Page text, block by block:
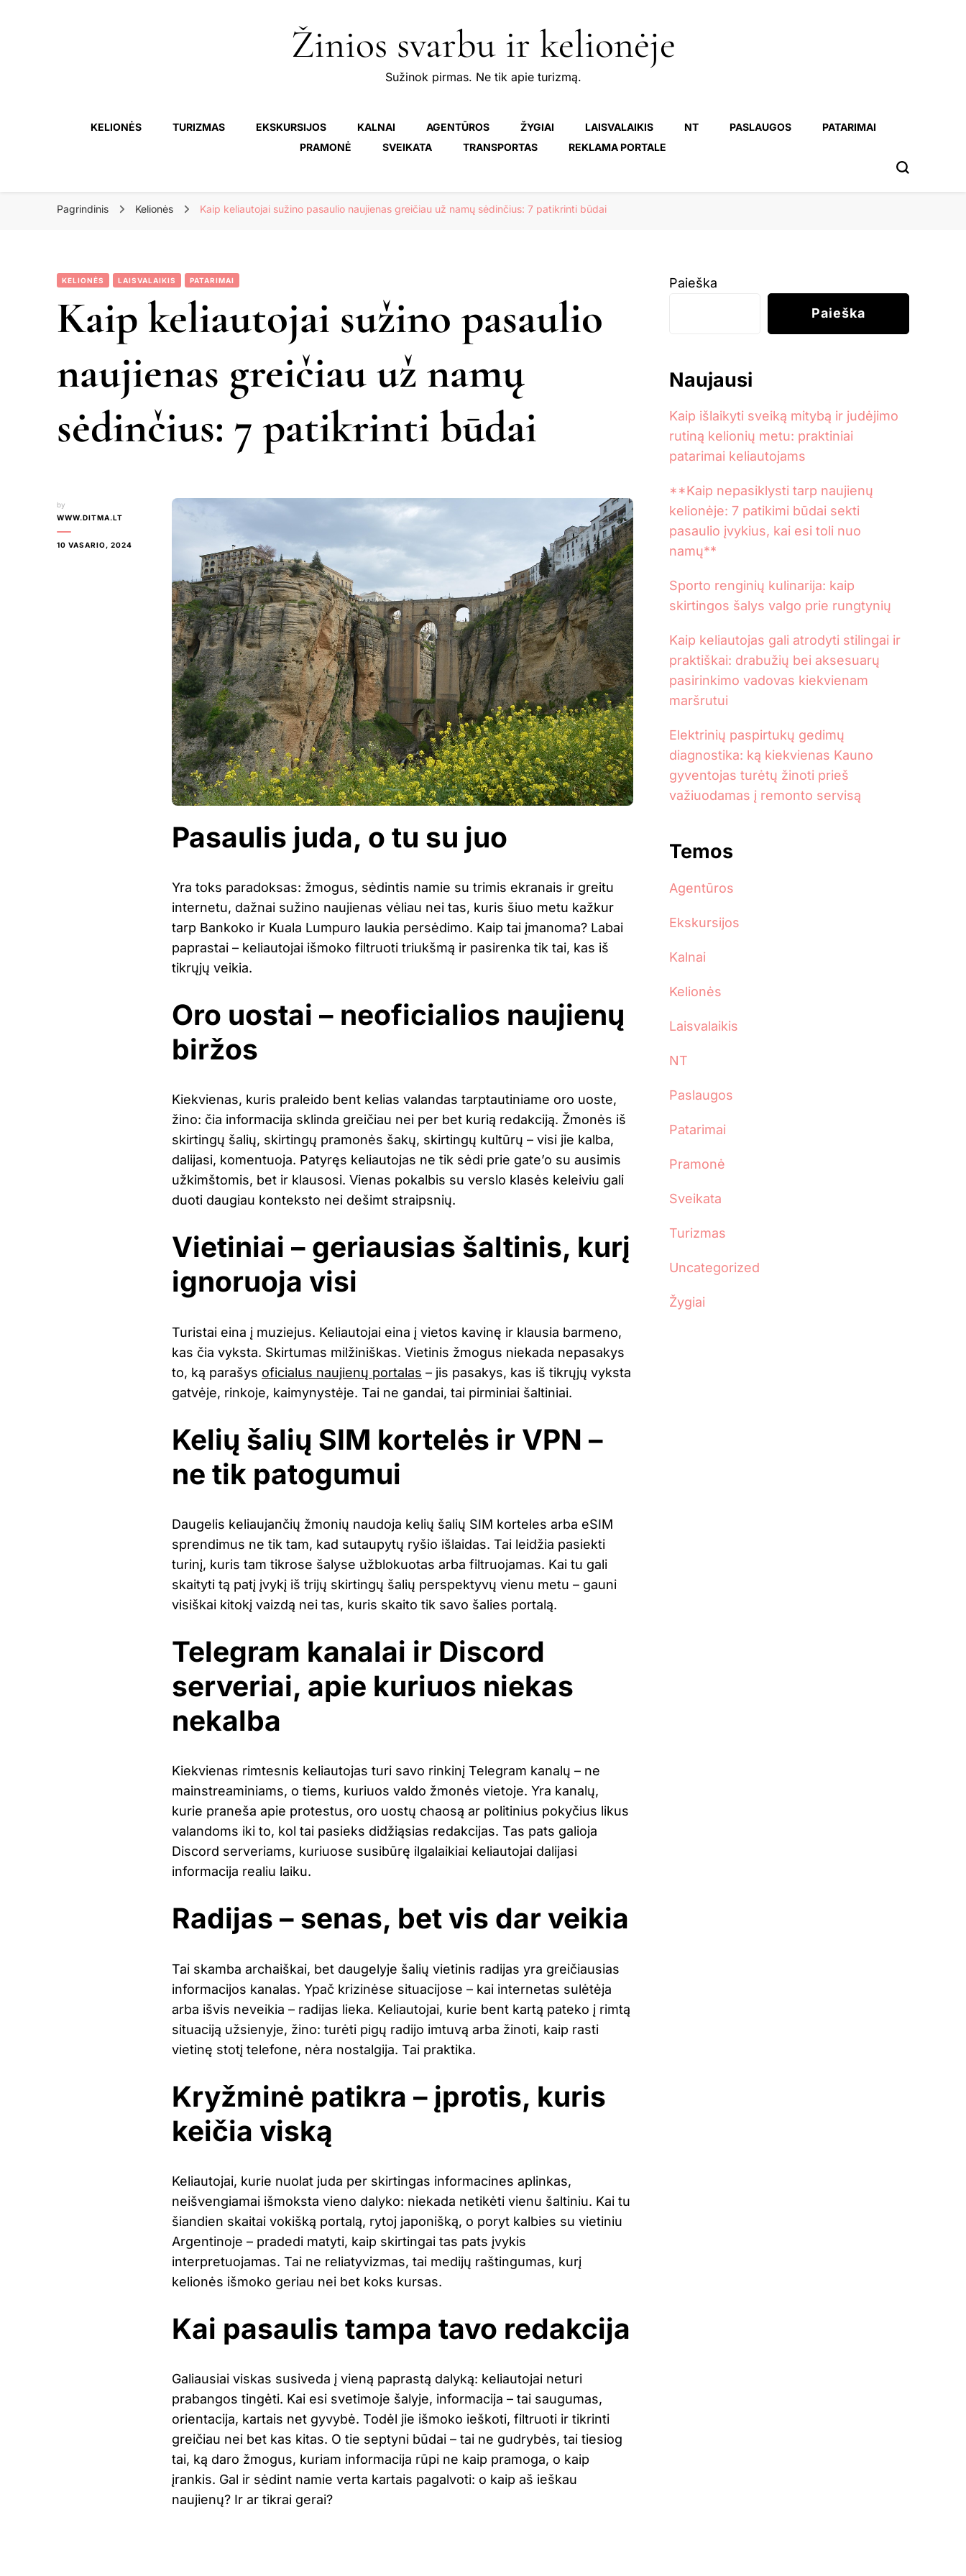
Žinios svarbu ir kelionėje
Sužinok pirmas. Ne tik apie turizmą.
KELIONĖS TURIZMAS EKSKURSIJOS KALNAI AGENTŪROS ŽYGIAI LAISVALAIKIS NT PASLAUGOS
PATARIMAI
PRAMONĖ
SVEIKATA TRANSPORTAS REKLAMA PORTALE
Pagrindinis Kelionės Kaip keliautojai sužino pasaulio naujienas greičiau už namų sėdinčius: 7 patikrinti būdai
KELIONĖS LAISVALAIKIS PATARIMAI
Kaip keliautojai sužino pasaulio
naujienas greičiau už namų
sėdinčius: 7 patikrinti būdai
by
WWW.DITMA.LT
10 VASARIO, 2024
Pasaulis juda, o tu su juo
Yra toks paradoksas: žmogus, sėdintis namie su trimis ekranais ir greitu
internetu, dažnai sužino naujienas vėliau nei tas, kuris šiuo metu kažkur
tarp Bankoko ir Kuala Lumpuro laukia persėdimo. Kaip tai įmanoma? Labai
paprastai – keliautojai išmoko filtruoti triukšmą ir pasirenka tik tai, kas iš
tikrųjų veikia.
Oro uostai – neoficialios naujienų
biržos
Kiekvienas, kuris praleido bent kelias valandas tarptautiniame oro uoste,
žino: čia informacija sklinda greičiau nei per bet kurią redakciją. Žmonės iš
skirtingų šalių, skirtingų pramonės šakų, skirtingų kultūrų – visi jie kalba,
dalijasi, komentuoja. Patyręs keliautojas ne tik sėdi prie gate’o su ausimis
užkimštomis, bet ir klausosi. Vienas pokalbis su verslo klasės keleiviu gali
duoti daugiau konteksto nei dešimt straipsnių.
Vietiniai – geriausias šaltinis, kurį
ignoruoja visi
Turistai eina į muziejus. Keliautojai eina į vietos kavinę ir klausia barmeno,
kas čia vyksta. Skirtumas milžiniškas. Vietinis žmogus niekada nepasakys
to, ką parašys oficialus naujienų portalas – jis pasakys, kas iš tikrųjų vyksta
gatvėje, rinkoje, kaimynystėje. Tai ne gandai, tai pirminiai šaltiniai.
Kelių šalių SIM kortelės ir VPN –
ne tik patogumui
Daugelis keliaujančių žmonių naudoja kelių šalių SIM korteles arba eSIM
sprendimus ne tik tam, kad sutaupytų ryšio išlaidas. Tai leidžia pasiekti
turinį, kuris tam tikrose šalyse užblokuotas arba filtruojamas. Kai tu gali
skaityti tą patį įvykį iš trijų skirtingų šalių perspektyvų vienu metu – gauni
visiškai kitokį vaizdą nei tas, kuris skaito tik savo šalies portalą.
Telegram kanalai ir Discord
serveriai, apie kuriuos niekas
nekalba
Kiekvienas rimtesnis keliautojas turi savo rinkinį Telegram kanalų – ne
mainstreaminiams, o tiems, kuriuos valdo žmonės vietoje. Yra kanalų,
kurie praneša apie protestus, oro uostų chaosą ar politinius pokyčius likus
valandoms iki to, kol tai pasieks didžiąsias redakcijas. Tas pats galioja
Discord serveriams, kuriuose susibūrę ilgalaikiai keliautojai dalijasi
informacija realiu laiku.
Radijas – senas, bet vis dar veikia
Tai skamba archaiškai, bet daugelyje šalių vietinis radijas yra greičiausias
informacijos kanalas. Ypač krizinėse situacijose – kai internetas sulėtėja
arba išvis neveikia – radijas lieka. Keliautojai, kurie bent kartą pateko į rimtą
situaciją užsienyje, žino: turėti pigų radijo imtuvą arba žinoti, kaip rasti
vietinę stotį telefone, nėra nostalgija. Tai praktika.
Kryžminė patikra – įprotis, kuris
keičia viską
Keliautojai, kurie nuolat juda per skirtingas informacines aplinkas,
neišvengiamai išmoksta vieno dalyko: niekada netikėti vienu šaltiniu. Kai tu
šiandien skaitai vokišką portalą, rytoj japonišką, o poryt kalbies su vietiniu
Argentinoje – pradedi matyti, kaip skirtingai tas pats įvykis
interpretuojamas. Tai ne reliatyvizmas, tai medijų raštingumas, kurį
kelionės išmoko geriau nei bet koks kursas.
Kai pasaulis tampa tavo redakcija
Galiausiai viskas susiveda į vieną paprastą dalyką: keliautojai neturi
prabangos tingėti. Kai esi svetimoje šalyje, informacija – tai saugumas,
orientacija, kartais net gyvybė. Todėl jie išmoko ieškoti, filtruoti ir tikrinti
greičiau nei bet kas kitas. O tie septyni būdai – tai ne gudrybės, tai tiesiog
tai, ką daro žmogus, kuriam informacija rūpi ne kaip pramoga, o kaip
įrankis. Gal ir sėdint namie verta kartais pagalvoti: o kaip aš ieškau
naujienų? Ir ar tikrai gerai?
Paieška
Paieška
Naujausi
Kaip išlaikyti sveiką mitybą ir judėjimo
rutiną kelionių metu: praktiniai
patarimai keliautojams
**Kaip nepasiklysti tarp naujienų
kelionėje: 7 patikimi būdai sekti
pasaulio įvykius, kai esi toli nuo
namų**
Sporto renginių kulinarija: kaip
skirtingos šalys valgo prie rungtynių
Kaip keliautojas gali atrodyti stilingai ir
praktiškai: drabužių bei aksesuarų
pasirinkimo vadovas kiekvienam
maršrutui
Elektrinių paspirtukų gedimų
diagnostika: ką kiekvienas Kauno
gyventojas turėtų žinoti prieš
važiuodamas į remonto servisą
Temos
Agentūros
Ekskursijos
Kalnai
Kelionės
Laisvalaikis
NT
Paslaugos
Patarimai
Pramonė
Sveikata
Turizmas
Uncategorized
Žygiai